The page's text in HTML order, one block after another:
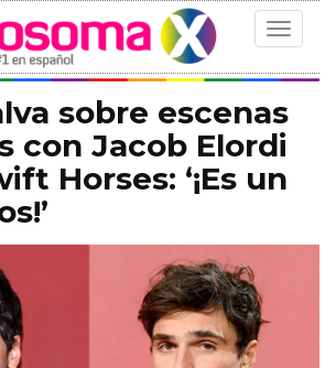
Toggle
sobre escenas
con Jacob Elordi
Horses: ‘¡Es un